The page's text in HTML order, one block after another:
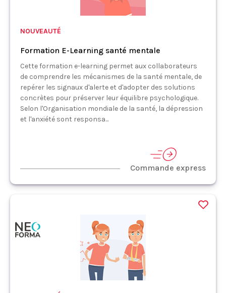
NOUVEAUTÉ
Formation E-Learning santé mentale
Cette formation e-learning permet aux collaborateurs
de comprendre les mécanismes de la santé mentale, de
repérer les signaux d'alerte et d'adopter des solutions
concrètes pour préserver leur équilibre psychologique.
Selon l'Organisation mondiale de la santé, la dépression
et l'anxiété sont responsa...
Commande express